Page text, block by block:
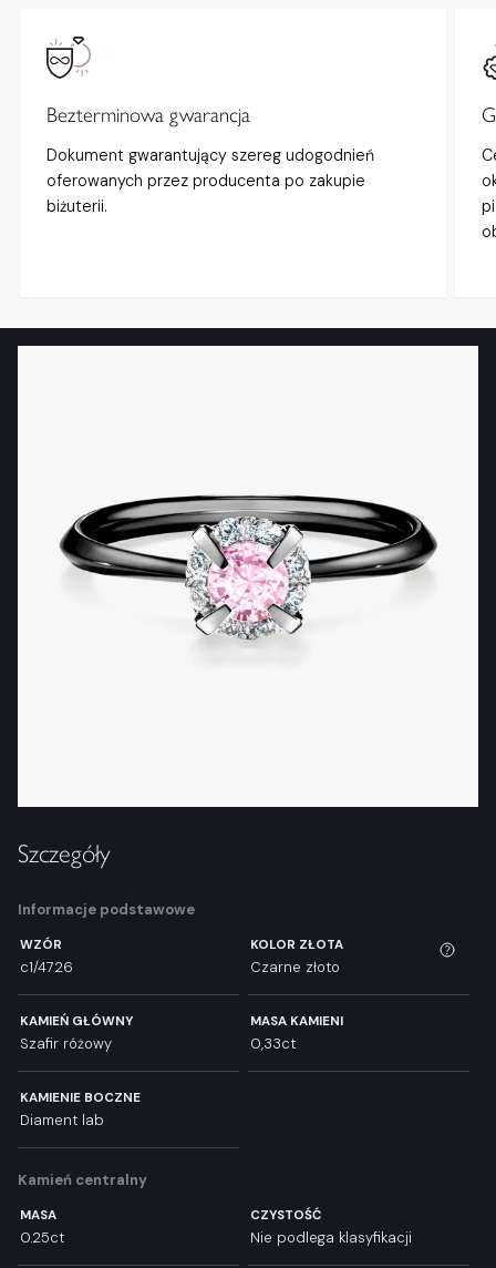
Bezterminowa gwarancja
Dokument gwarantujący szereg udogodnień
oferowanych przez producenta po zakupie
biżuterii.
Szczegóły
Informacje podstawowe
WZÓR
c1/4726
KOLOR ZŁOTA
Czarne złoto
KAMIEŃ GŁÓWNY
Szafir różowy
MASA KAMIENI
0,33ct
KAMIENIE BOCZNE
Diament lab
Kamień centralny
MASA
0.25ct
CZYSTOŚĆ
Nie podlega klasyfikacji